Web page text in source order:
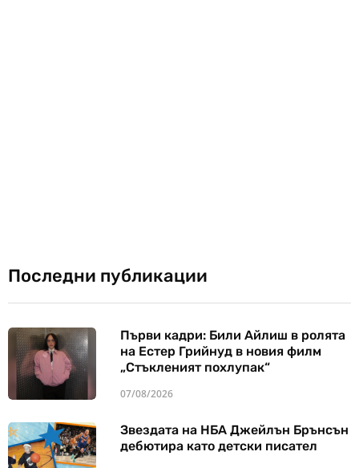
Последни публикации
Първи кадри: Били Айлиш в ролята
на Естер Грийнуд в новия филм
„Стъкленият похлупак“
07/08/2026
Звездата на НБА Джейлън Брънсън
дебютира като детски писател